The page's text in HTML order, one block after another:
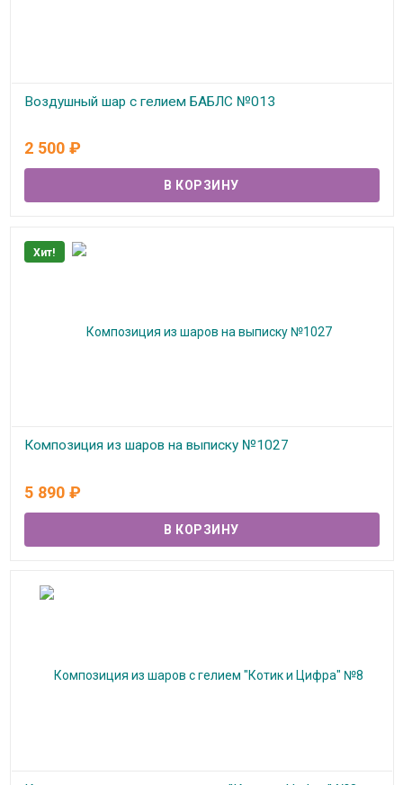
Воздушный шар с гелием БАБЛС №013
2 500 ₽
Хит!
Композиция из шаров на выписку №1027
5 890 ₽